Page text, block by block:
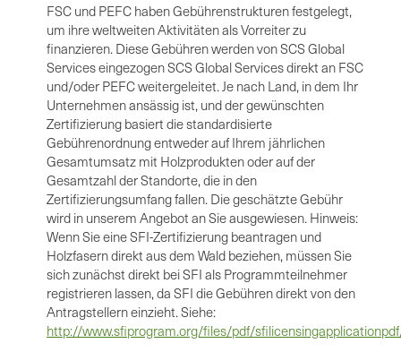
FSC und PEFC haben Gebührenstrukturen festgelegt,
um ihre weltweiten Aktivitäten als Vorreiter zu
finanzieren. Diese Gebühren werden von SCS Global
Services eingezogen SCS Global Services direkt an FSC
und/oder PEFC weitergeleitet. Je nach Land, in dem Ihr
Unternehmen ansässig ist, und der gewünschten
Zertifizierung basiert die standardisierte
Gebührenordnung entweder auf Ihrem jährlichen
Gesamtumsatz mit Holzprodukten oder auf der
Gesamtzahl der Standorte, die in den
Zertifizierungsumfang fallen. Die geschätzte Gebühr
wird in unserem Angebot an Sie ausgewiesen. Hinweis:
Wenn Sie eine SFI-Zertifizierung beantragen und
Holzfasern direkt aus dem Wald beziehen, müssen Sie
sich zunächst direkt bei SFI als Programmteilnehmer
registrieren lassen, da SFI die Gebühren direkt von den
Antragstellern einzieht. Siehe:
http://www.sfiprogram.org/files/pdf/